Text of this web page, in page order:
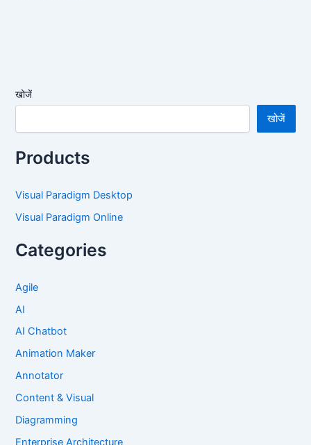
खोजें
खोजें
Products
Visual Paradigm Desktop
Visual Paradigm Online
Categories
Agile
AI
AI Chatbot
Animation Maker
Annotator
Content & Visual
Diagramming
Enterprise Architecture